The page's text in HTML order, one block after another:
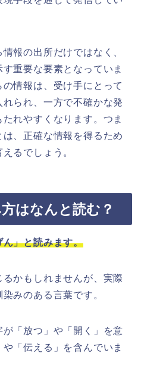
報の出所だけではなく、
重要な要素となっていま
情報は、受け手にとって
られ、一方で不確かな発
れやすくなります。つま
、正確な情報を得るため
るでしょう。
はなんと読む？
」と読みます。
かもしれませんが、実際
みのある言葉です。
が「放つ」や「開く」を意
「伝える」を含んでいま